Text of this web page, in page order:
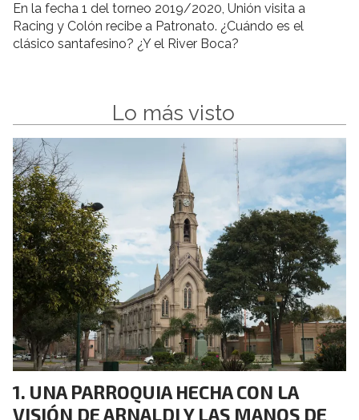
En la fecha 1 del torneo 2019/2020, Unión visita a
Racing y Colón recibe a Patronato. ¿Cuándo es el
clásico santafesino? ¿Y el River Boca?
Lo más visto
UNA PARROQUIA HECHA CON LA
VISIÓN DE ARNALDI Y LAS MANOS DE